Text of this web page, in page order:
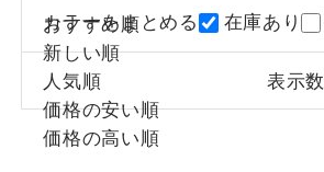
カラーをまとめる 在庫あり
おすすめ順
新しい順
人気順
価格の安い順
価格の高い順
表示数